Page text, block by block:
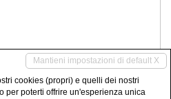
Mantieni impostazioni di default X
cookies (propri) e quelli dei nostri
per poterti offrire un'esperienza unica